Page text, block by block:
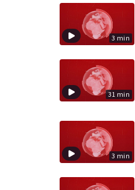
3 min
31 min
3 min